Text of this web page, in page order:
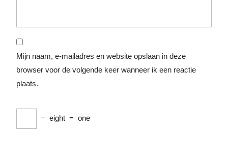
Mijn naam, e-mailadres en website opslaan in deze
browser voor de volgende keer wanneer ik een reactie
plaats.
− eight = one